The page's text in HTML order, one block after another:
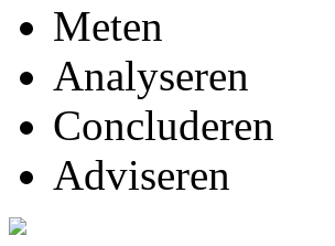
Meten
Analyseren
Concluderen
Adviseren